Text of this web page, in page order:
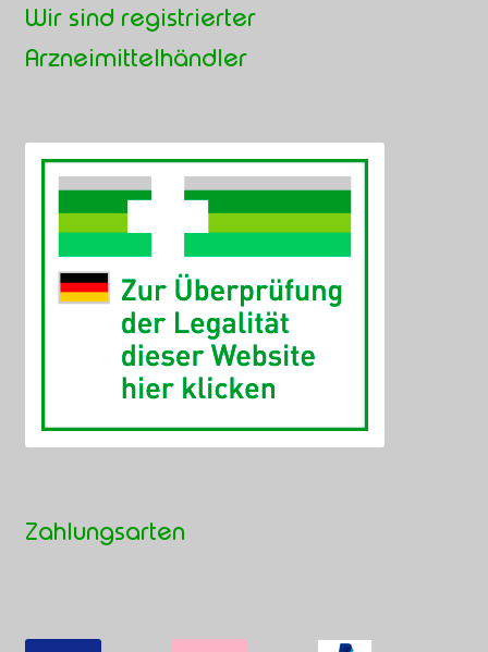
Wir sind registrierter
Arzneimittelhändler
Zahlungsarten